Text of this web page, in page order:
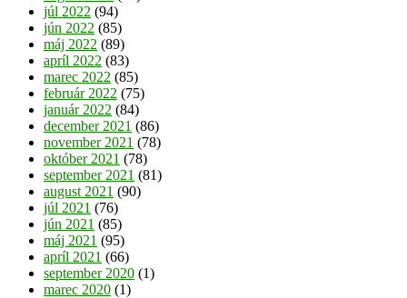
júl 2022 (94)
jún 2022 (85)
máj 2022 (89)
apríl 2022 (83)
marec 2022 (85)
február 2022 (75)
január 2022 (84)
december 2021 (86)
november 2021 (78)
október 2021 (78)
september 2021 (81)
august 2021 (90)
júl 2021 (76)
jún 2021 (85)
máj 2021 (95)
apríl 2021 (66)
september 2020 (1)
marec 2020 (1)